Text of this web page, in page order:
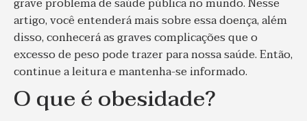
artigo, você entenderá mais sobre essa doença, além
disso, conhecerá as graves complicações que o
excesso de peso pode trazer para nossa saúde. Então,
continue a leitura e mantenha-se informado.
O que é obesidade?